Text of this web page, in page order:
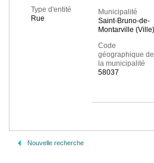
Type d'entité
Rue
Municipalité
Saint-Bruno-de-
Montarville (Ville)
Code
géographique de
la municipalité
58037
Nouvelle recherche